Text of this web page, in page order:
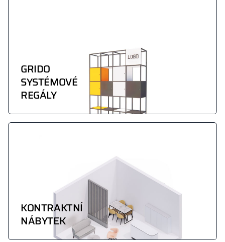
GRIDO
SYSTÉMOVÉ
REGÁLY
KONTRAKTNÍ
NÁBYTEK